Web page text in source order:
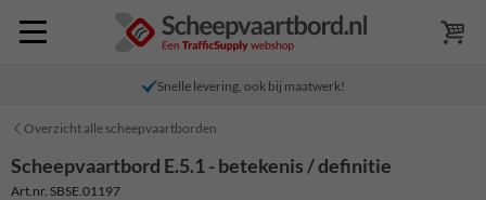
Snelle levering, ook bij maatwerk!
Overzicht alle scheepvaartborden
Scheepvaartbord E.5.1 - betekenis / definitie
Art.nr. SBSE.01197